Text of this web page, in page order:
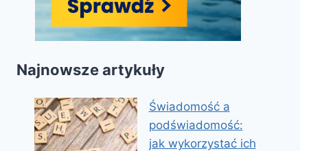
Najnowsze artykuły
Świadomość a
podświadomość:
jak wykorzystać ich